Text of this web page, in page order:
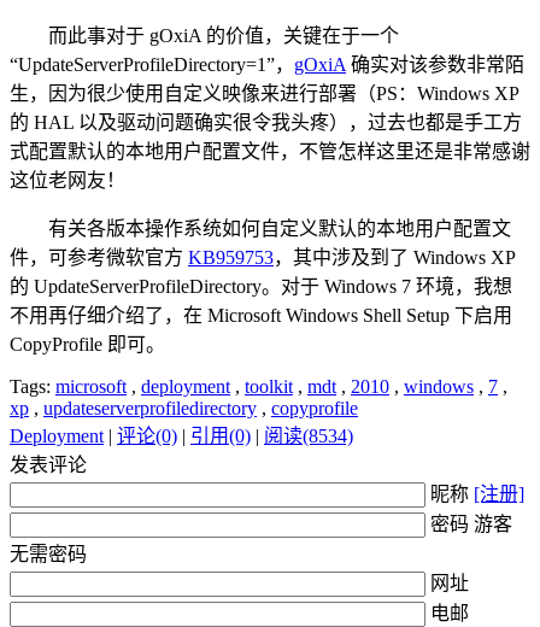
而此事对于 gOxiA 的价值，关键在于一个
“UpdateServerProfileDirectory=1”， gOxiA确实对该参数非常陌
生，因为很少使用自定义映像来进行部署（PS：Windows XP
的 HAL 以及驱动问题确实很令我头疼），过去也都是手工方
式配置默认的本地用户配置文件，不管怎样这里还是非常感谢
这位老网友！
有关各版本操作系统如何自定义默认的本地用户配置文
件，可参考微软官方 KB959753，其中涉及到了 Windows XP
的 UpdateServerProfileDirectory。对于 Windows 7 环境，我想
不用再仔细介绍了，在 Microsoft Windows Shell Setup 下启用
CopyProfile 即可。
Tags: microsoft, deployment, toolkit, mdt, 2010 , windows , 7 ,
xp , updateserverprofiledirectory , copyprofile
Deployment| 评论(0) | 引用(0) | 阅读(8534)
发表评论
昵称 [注册]
密码 游客
无需密码
网址
电邮